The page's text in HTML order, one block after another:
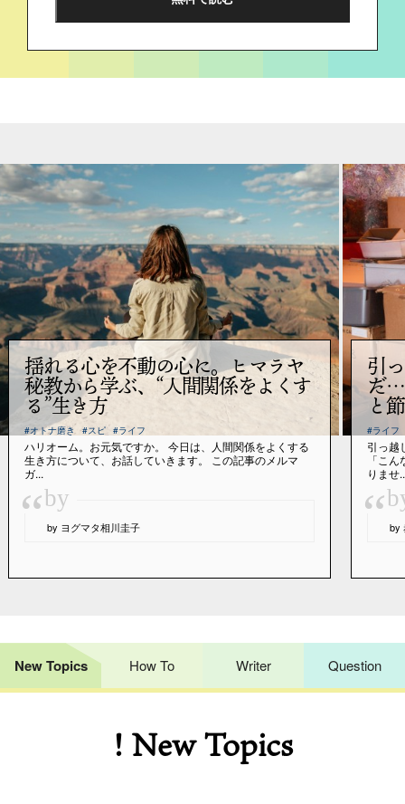
揺れる心を不動の心に。ヒマラヤ
秘教から学ぶ、“人間関係をよくす
る”生き方
#オトナ磨き #スピ #ライフ
ハリオーム。お元気ですか。 今日は、人間関係をよくする
生き方について、お話していきます。 この記事のメルマ
ガ...
“by
by ヨグマタ相川圭子
引
だ…
と
#ライフ
引っ越
「こ
りませ
“ by
New Topics How To Writer Question
! New Topics